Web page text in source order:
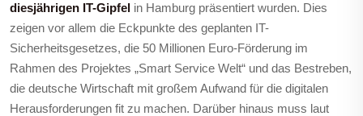
diesjährigen IT-Gipfel in Hamburg präsentiert wurden. Dies
zeigen vor allem die Eckpunkte des geplanten IT-
Sicherheitsgesetzes, die 50 Millionen Euro-Förderung im
Rahmen des Projektes „Smart Service Welt“ und das Bestreben,
die deutsche Wirtschaft mit großem Aufwand für die digitalen
Herausforderungen fit zu machen. Darüber hinaus muss laut